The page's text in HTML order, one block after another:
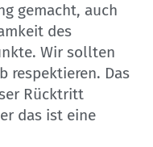
gemacht, auch
des
Wir sollten
respektieren. Das
Rücktritt
das ist eine